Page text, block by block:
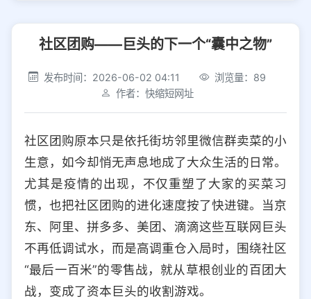
社交平台 电商平台
选择防红平台类型，避免链接被拦截
iOS Android PC 其他
选择允许访问的平台类型
社区团购——巨头的下一个“囊中之物”
发布时间：2026-06-02 04:11
浏览量：89
作者：快缩短网址
社区团购原本只是依托街坊邻里微信群卖菜的小
生意，如今却悄无声息地成了大众生活的日常。
尤其是疫情的出现，不仅重塑了大家的买菜习
惯，也把社区团购的进化速度按了快进键。当京
东、阿里、拼多多、美团、滴滴这些互联网巨头
不再低调试水，而是高调重仓入局时，围绕社区
“最后一百米”的零售战，就从草根创业的百团大
战，变成了资本巨头的收割游戏。